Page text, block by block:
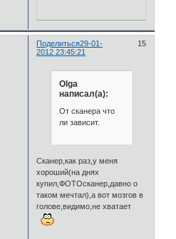
Поделиться 15
29-01-
2012 23:45:21
Olga
написал(а):
От сканера что
ли зависит.
Сканер,как раз,у меня
хороший(на днях
купил,ФОТОсканер,давно о
таком мечтал),а вот мозгов в
голове,видимо,не хватает